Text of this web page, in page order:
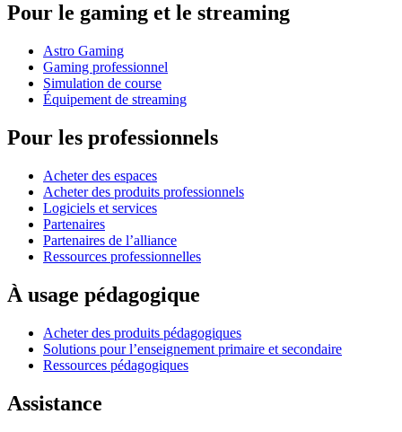
Pour le gaming et le streaming
Astro Gaming
Gaming professionnel
Simulation de course
Équipement de streaming
Pour les professionnels
Acheter des espaces
Acheter des produits professionnels
Logiciels et services
Partenaires
Partenaires de l’alliance
Ressources professionnelles
À usage pédagogique
Acheter des produits pédagogiques
Solutions pour l’enseignement primaire et secondaire
Ressources pédagogiques
Assistance